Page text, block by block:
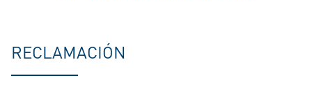
RECLAMACIÓN